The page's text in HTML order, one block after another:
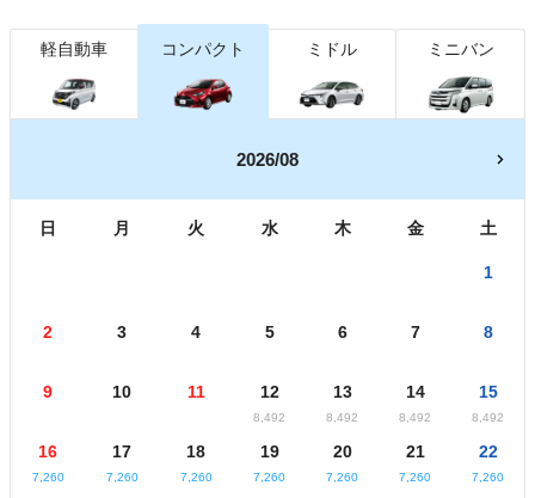
軽自動車 コンパクト ミドル ミニバン
2026/08
日 月 火 水 木 金 土
1
2 3 4 5 6 7 8
9 10 11 12
8,492
13
8,492
14
8,492
15
8,492
16
7,260
17
7,260
18
7,260
19
7,260
20
7,260
21
7,260
22
7,260